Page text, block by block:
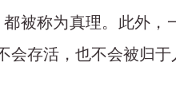
被称为真理。此外，
存活，也不会被归